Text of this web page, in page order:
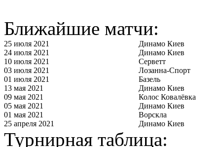
Ближайшие матчи:
25 июля 2021
Динамо Киев
24 июля 2021
Динамо Киев
10 июля 2021
Серветт
03 июля 2021
Лозанна-Спорт
01 июля 2021
Базель
13 мая 2021
Динамо Киев
09 мая 2021
Колос Ковалёвка
05 мая 2021
Динамо Киев
01 мая 2021
Ворскла
25 апреля 2021
Динамо Киев
Турнирная таблица: